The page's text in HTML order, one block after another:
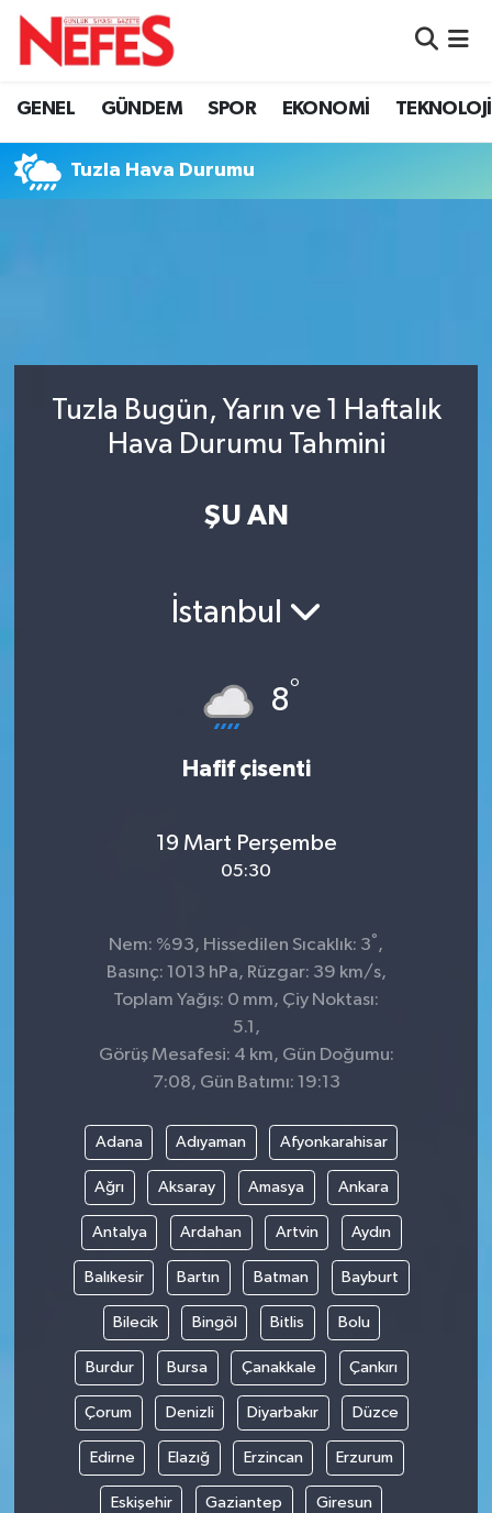
GENEL GÜNDEM SPOR EKONOMİ TEKNOLOJİ
Tuzla Hava Durumu
Tuzla Bugün, Yarın ve 1 Haftalık
Hava Durumu Tahmini
ŞU AN
İstanbul
8°
Hafif çisenti
19 Mart Perşembe
05:30
Nem: %93, Hissedilen Sıcaklık: 3°,
Basınç: 1013 hPa, Rüzgar: 39 km/s,
Toplam Yağış: 0 mm, Çiy Noktası:
5.1,
Görüş Mesafesi: 4 km, Gün Doğumu:
7:08, Gün Batımı: 19:13
Adana Adıyaman Afyonkarahisar
Ağrı Aksaray Amasya Ankara
Antalya Ardahan Artvin Aydın
Balıkesir Bartın Batman Bayburt
Bilecik Bingöl Bitlis Bolu
Burdur Bursa Çanakkale Çankırı
Çorum Denizli Diyarbakır Düzce
Edirne Elazığ Erzincan Erzurum
Eskişehir Gaziantep Giresun
Hava Durumu
Namaz Vakitleri
Tüm Manşetler
Son Dakika Haberleri